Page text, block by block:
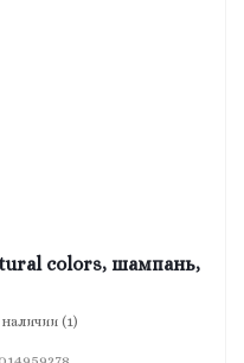
colors, шампань,
(1)